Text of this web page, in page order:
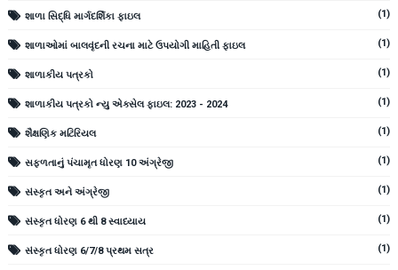
શાળા સિદ્ધિ માર્ગદર્શિકા ફાઇલ (1)
શાળાઓમાં બાલવૃંદની રચના માટે ઉપયોગી માહિતી ફાઇલ (1)
શાળાકીય પત્રકો (1)
શાળાકીય પત્રકો ન્યુ એક્સેલ ફાઇલ: 2023 - 2024 (1)
શૈક્ષણિક મટિરિયલ (1)
સફળતાનું પંચામૃત ધોરણ 10 અંગ્રેજી (1)
સંસ્કૃત અને અંગ્રેજી (1)
સંસ્કૃત ધોરણ 6 થી 8 સ્વાધ્યાય (1)
સંસ્કૃત ધોરણ 6/7/8 પ્રથમ સત્ર (1)